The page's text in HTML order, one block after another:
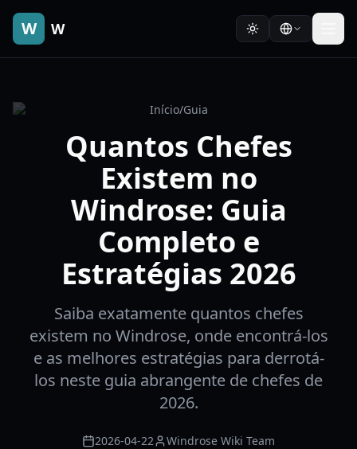
W W
Início/Guia
Quantos Chefes
Existem no
Windrose: Guia
Completo e
Estratégias 2026
Saiba exatamente quantos chefes
existem no Windrose, onde encontrá-los
e as melhores estratégias para derrotá-
los neste guia abrangente de chefes de
2026.
2026-04-22 Windrose Wiki Team